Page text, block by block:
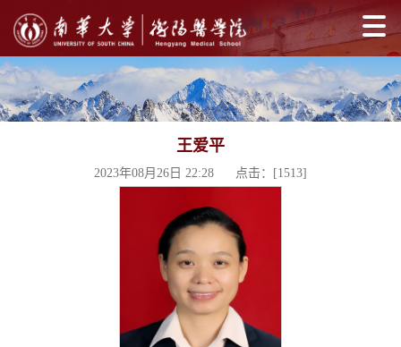
王爱平
2023年08月26日 22:28 点击：[1513]